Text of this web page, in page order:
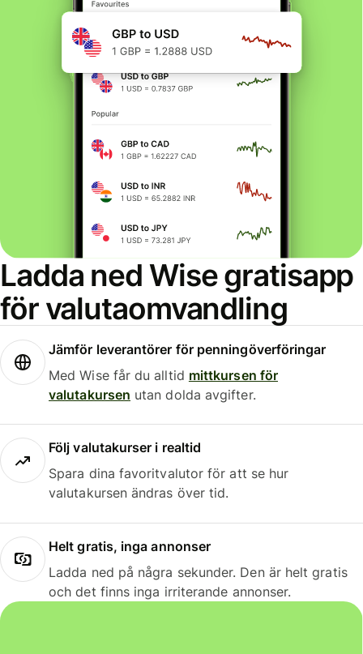
Ladda ned Wise gratisapp
för valutaomvandling
Jämför leverantörer för penningöverföringar
Med Wise får du alltid mittkursen för
valutakursen utan dolda avgifter.
Följ valutakurser i realtid
Spara dina favoritvalutor för att se hur
valutakursen ändras över tid.
Helt gratis, inga annonser
Ladda ned på några sekunder. Den är helt gratis
och det finns inga irriterande annonser.